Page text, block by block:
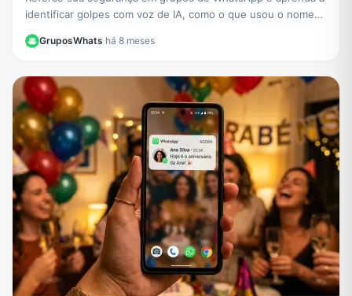
identificar golpes com voz de IA, como o que usou o nome
GruposWhats·há 8 meses